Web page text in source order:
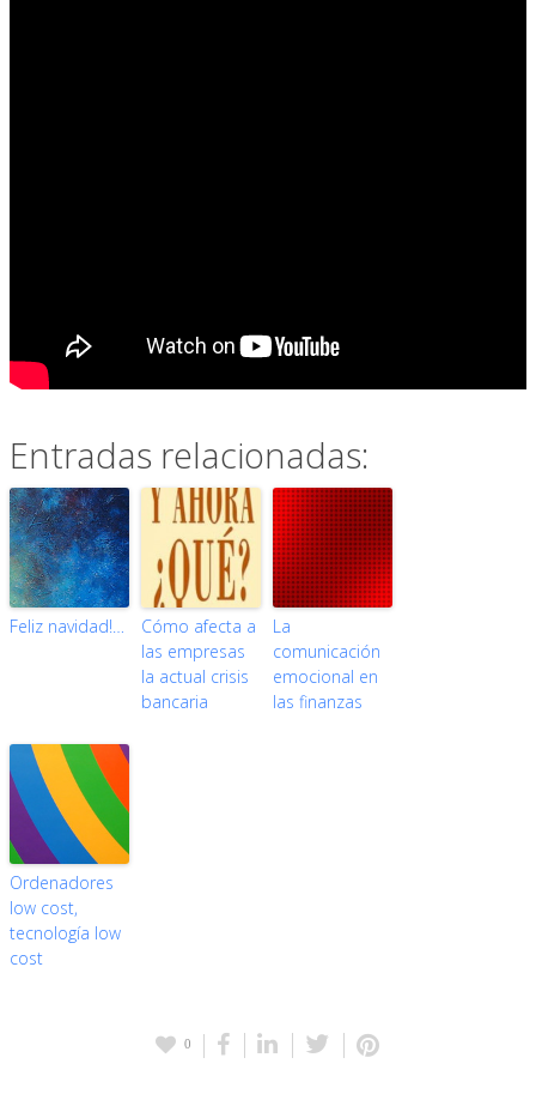
Entradas relacionadas:
Feliz navidad!…
Cómo afecta a
las empresas
la actual crisis
bancaria
La
comunicación
emocional en
las finanzas
Ordenadores
low cost,
tecnología low
cost
0